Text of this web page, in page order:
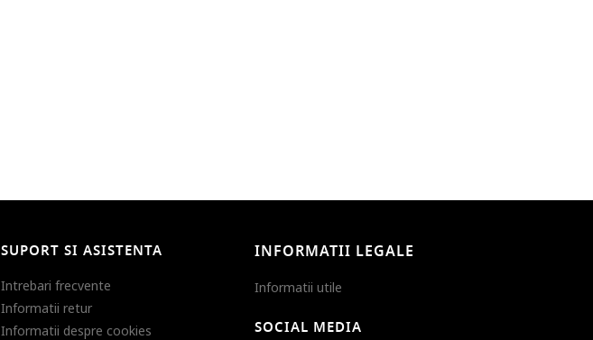
SUPORT SI ASISTENTA
Intrebari frecvente
Informatii retur
Informatii despre cookies
INFORMATII LEGALE
Informatii utile
SOCIAL MEDIA